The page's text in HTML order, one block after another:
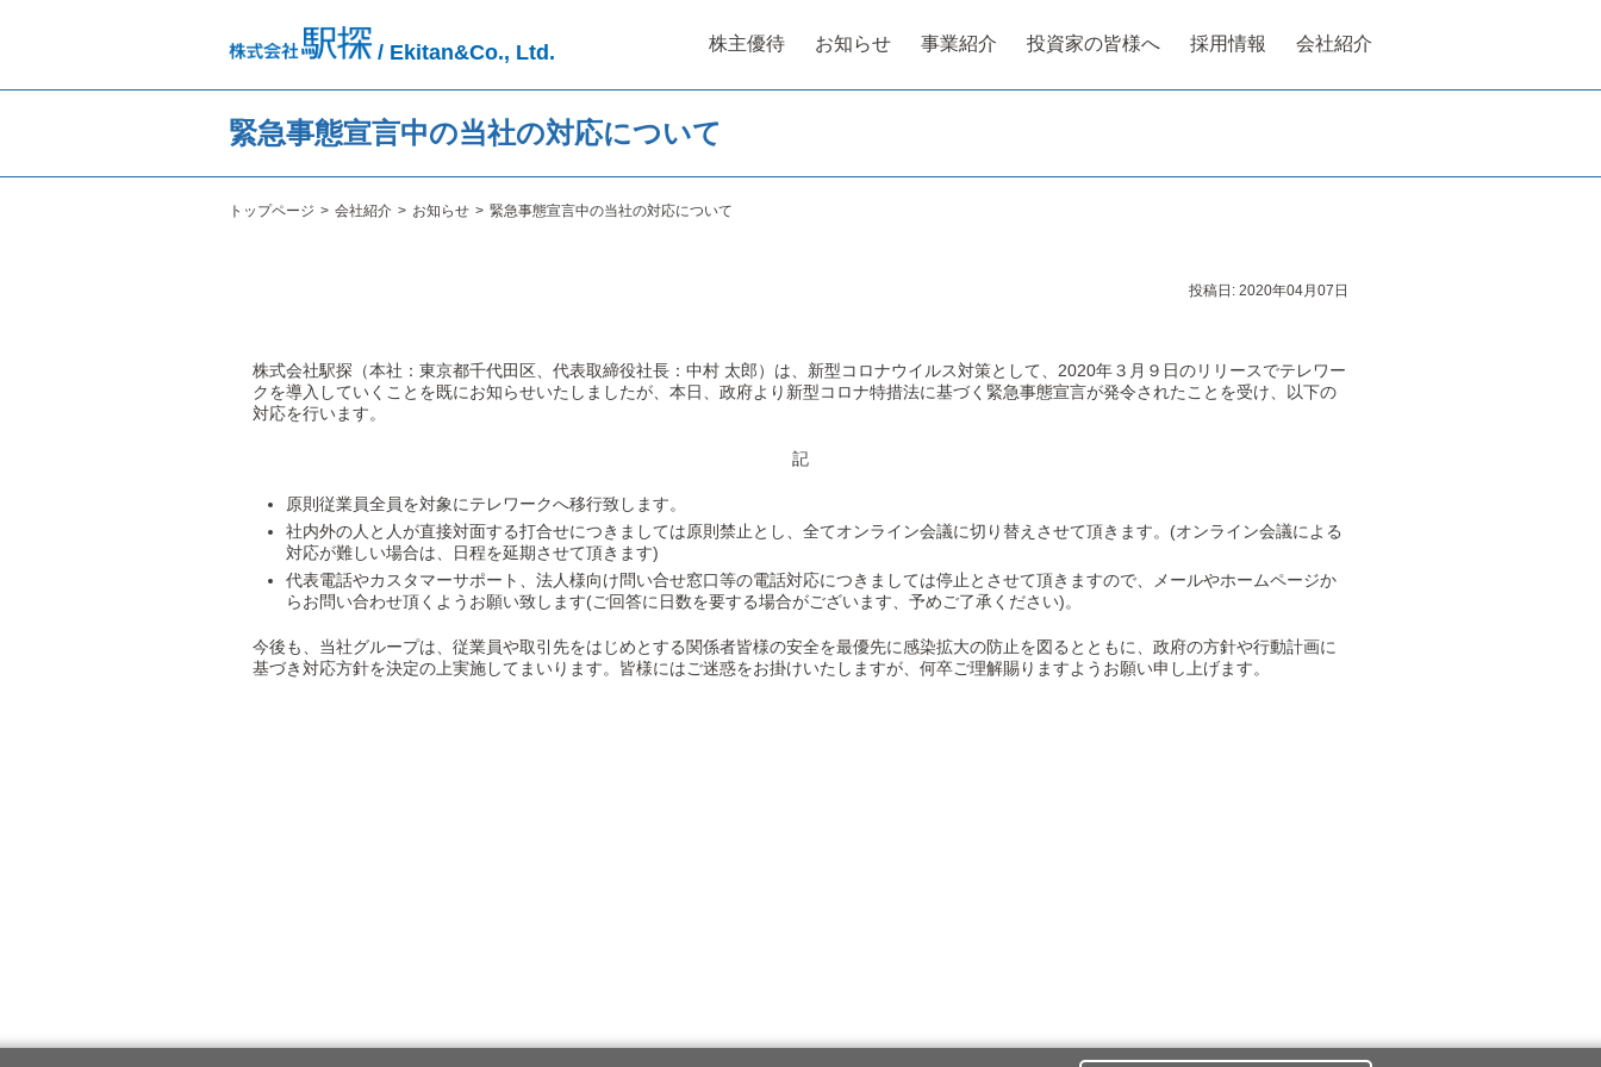
/ Ekitan&Co., Ltd. 株主優待 お知らせ 事業紹介 投資家の皆様へ 採用情報 会社紹介
緊急事態宣言中の当社の対応について
トップページ 会社紹介 お知らせ 緊急事態宣言中の当社の対応について
投稿日: 2020年04月07日
株式会社駅探（本社：東京都千代田区、代表取締役社長：中村 太郎）は、新型コロナウイルス対策として、2020年３月９日のリリースでテレワー
クを導入していくことを既にお知らせいたしましたが、本日、政府より新型コロナ特措法に基づく緊急事態宣言が発令されたことを受け、以下の
対応を行います。
記
原則従業員全員を対象にテレワークへ移行致します。
社内外の人と人が直接対面する打合せにつきましては原則禁止とし、全てオンライン会議に切り替えさせて頂きます。(オンライン会議による
対応が難しい場合は、日程を延期させて頂きます)
代表電話やカスタマーサポート、法人様向け問い合せ窓口等の電話対応につきましては停止とさせて頂きますので、メールやホームページか
らお問い合わせ頂くようお願い致します(ご回答に日数を要する場合がございます、予めご了承ください)。
今後も、当社グループは、従業員や取引先をはじめとする関係者皆様の安全を最優先に感染拡大の防止を図るとともに、政府の方針や行動計画に
基づき対応方針を決定の上実施してまいります。皆様にはご迷惑をお掛けいたしますが、何卒ご理解賜りますようお願い申し上げます。